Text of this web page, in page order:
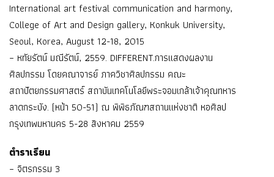
International art festival communication and harmony,
College of Art and Design gallery, Konkuk University,
Seoul, Korea, August 12-18, 2015
– หทัยรัตน์ มณีรัตน์, 2559. DIFFERENT.การแสดงผลงาน
ศิลปกรรม โดยคณาจารย์ ภาควิชาศิลปกรรม คณะ
สถาปัตยกรรมศาสตร์ สถาบันเทคโนโลยีพระจอมเกล้าเจ้าคุณทหาร
ลาดกระบัง. (หน้า 50-51) ณ พิพิธภัณฑสถานแห่งชาติ หอศิลป
กรุงเทพมหานคร 5-28 สิงหาคม 2559
ตำราเรียน
– จิตรกรรม 3